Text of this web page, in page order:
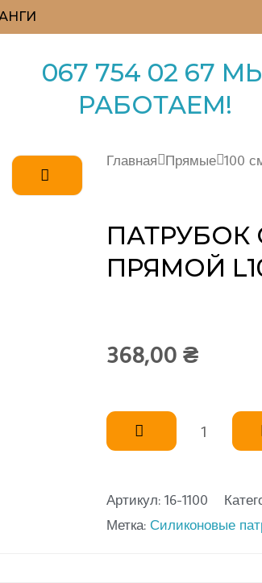
067 754 02 67
РАБОТАЕМ!
Главная Прямые 100
ПРЯМОЙ
368,00 ₴
Количество
товара
прямой
Артикул: 16-1100
Метка: Силиконовые